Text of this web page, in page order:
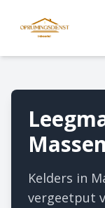
Kelders in
vergeetput